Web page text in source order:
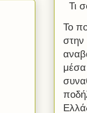
Τι
Το
στην
μέσα